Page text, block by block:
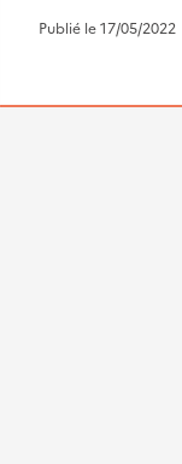
Publié le 17/05/2022